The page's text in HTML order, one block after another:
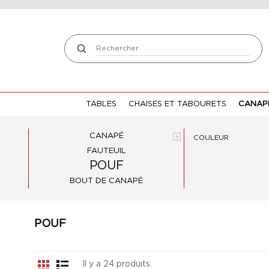
TABLES CHAISES ET TABOURETS
CANAPÉ 
FAUTEUIL
POUF
BOUT DE CANAPÉ
COULEUR
POUF
Il y a 24 produits.